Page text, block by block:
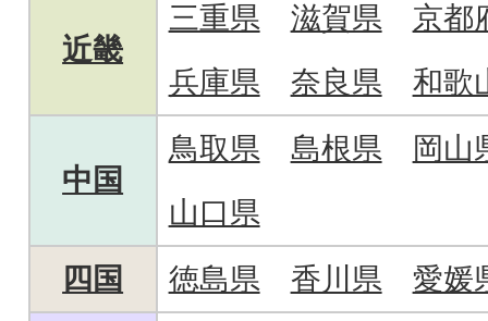
近畿
三重県 滋賀県
京都
兵庫県
奈良県 和歌
中国
鳥取県 島根県
岡山
山口県
四国
徳島県 香川県 愛媛